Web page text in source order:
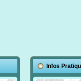
Infos